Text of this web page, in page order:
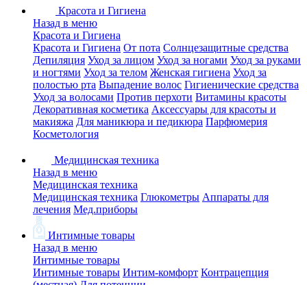
Красота и Гигиена
Назад в меню
Красота и Гигиена
Красота и Гигиена От пота Солнцезащитные средства
Депиляция Уход за лицом Уход за ногами Уход за руками
и ногтями Уход за телом Женская гигиена Уход за
полостью рта Выпадение волос Гигиенические средства
Уход за волосами Против перхоти Витамины красоты
Декоративная косметика Аксессуары для красоты и
макияжа Для маникюра и педикюра Парфюмерия
Косметология
Медицинская техника
Назад в меню
Медицинская техника
Медицинская техника Глюкометры Аппараты для
лечения Мед.приборы
Интимные товары
Назад в меню
Интимные товары
Интимные товары Интим-комфорт Контрацепция